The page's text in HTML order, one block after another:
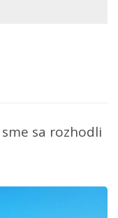
sa rozhodli